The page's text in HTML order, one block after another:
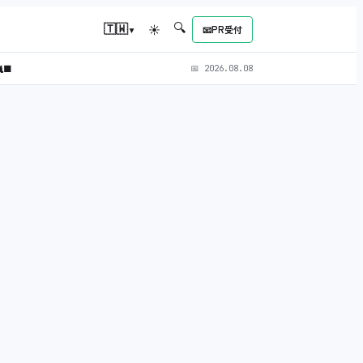
🇹🇼▾ ☀ 🔍 📧PR受付
📅 2026.08.08